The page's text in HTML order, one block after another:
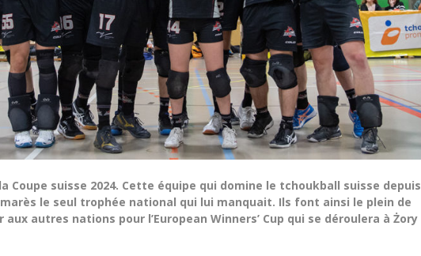
Coupe suisse 2024. Cette équipe qui domine le tchoukball suisse depuis
le seul trophée national qui lui manquait. Ils font ainsi le plein de
autres nations pour l’European Winners’ Cup qui se déroulera à Żory